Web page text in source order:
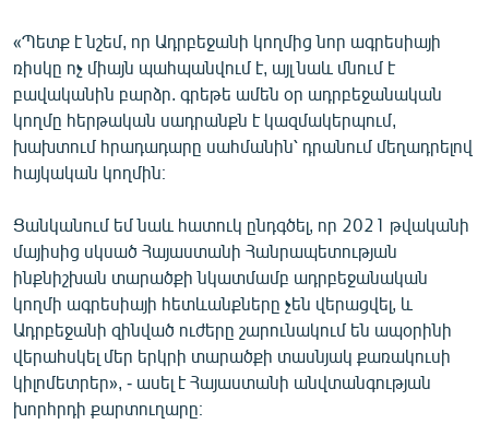
«Պետք է նշեմ, որ Ադրբեջանի կողմից նոր ագրեսիայի
ռիսկը ոչ միայն պահպանվում է, այլ նաև մնում է
բավականին բարձր. գրեթե ամեն օր ադրբեջանական
կողմը հերթական սադրանքն է կազմակերպում,
խախտում հրադադարը սահմանին՝ դրանում մեղադրելով
հայկական կողմին։
Ցանկանում եմ նաև հատուկ ընդգծել, որ 2021 թվականի
մայիսից սկսած Հայաստանի Հանրապետության
ինքնիշխան տարածքի նկատմամբ ադրբեջանական
կողմի ագրեսիայի հետևանքները չեն վերացվել, և
Ադրբեջանի զինված ուժերը շարունակում են ապօրինի
վերահսկել մեր երկրի տարածքի տասնյակ քառակուսի
կիլոմետրեր», - ասել է Հայաստանի անվտանգության
խորհրդի քարտուղարը։